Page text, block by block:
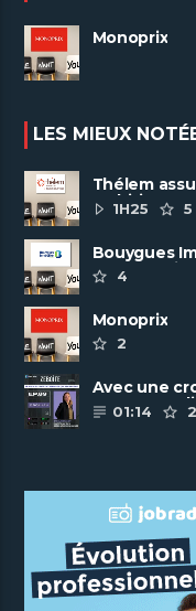
Monoprix
LES MIEUX
Thélem
ambitieuse
1H25 5
Bouygues
pôles métiers
4
Monoprix
2
Avec une
groupe
01:14 2